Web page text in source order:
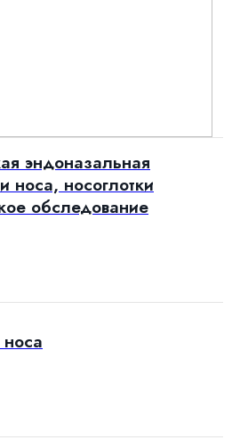
эндоназальная
носа, носоглотки
обследование
носа